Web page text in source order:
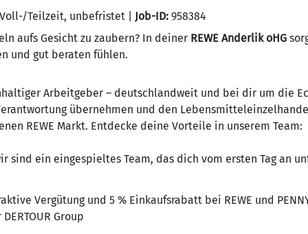
Teilzeit, unbefristet | Job-ID: 958384
aufs Gesicht zu zaubern? In deiner REWE Anderlik oHG
und gut beraten fühlen.
Arbeitgeber – deutschlandweit und bei dir um die
übernehmen und den
REWE Markt. Entdecke deine Vorteile in unserem Team:
sind ein eingespieltes Team, das dich vom ersten Tag an
Vergütung und 5 % Einkaufsrabatt bei REWE und
Group